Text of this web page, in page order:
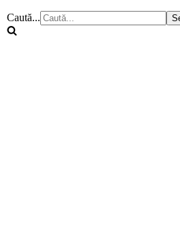
Caută...